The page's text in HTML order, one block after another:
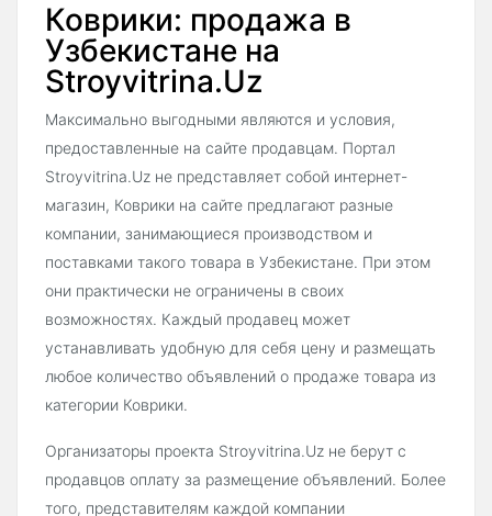
Коврики: продажа в
Узбекистане на
Stroyvitrina.Uz
Максимально выгодными являются и условия,
предоставленные на сайте продавцам. Портал
Stroyvitrina.Uz не представляет собой интернет-
магазин, Коврики на сайте предлагают разные
компании, занимающиеся производством и
поставками такого товара в Узбекистане. При этом
они практически не ограничены в своих
возможностях. Каждый продавец может
устанавливать удобную для себя цену и размещать
любое количество объявлений о продаже товара из
категории Коврики.
Организаторы проекта Stroyvitrina.Uz не берут с
продавцов оплату за размещение объявлений. Более
того, представителям каждой компании